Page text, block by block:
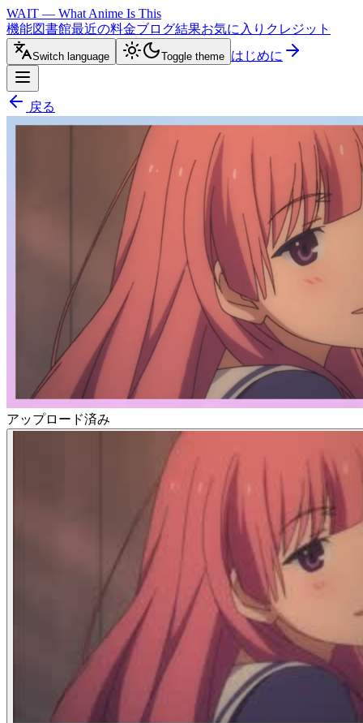
WAIT — What Anime Is This
機能図書館最近の料金ブログ結果お気に入り クレジット
Switch language Toggle theme はじめに
戻る
アップロード済み